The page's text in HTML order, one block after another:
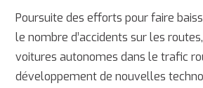
Poursuite des efforts pour faire
le nombre d’accidents sur les
voitures autonomes dans le trafic
développement de nouvelles